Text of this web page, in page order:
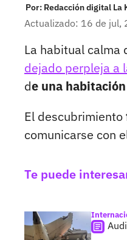
Por: Redacción digital La
Actualizado: 16 de jul,
La habitual calma
dejado perpleja a
de una
El descubrimiento
comunicarse con
Te puede